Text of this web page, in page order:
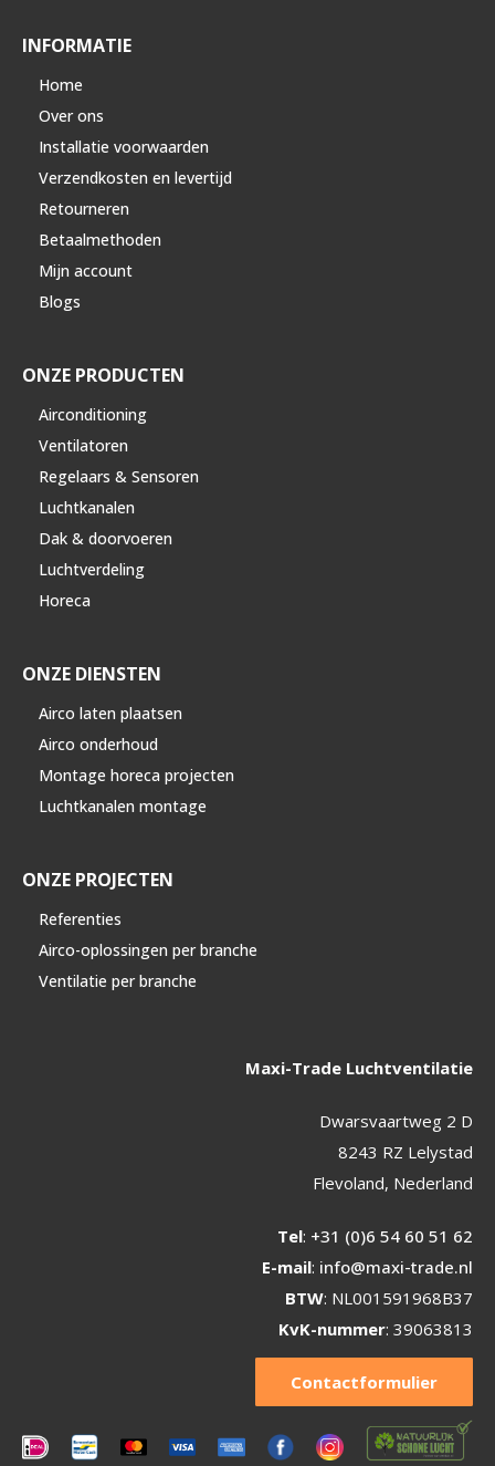
INFORMATIE
Home
Over ons
Installatie voorwaarden
Verzendkosten en levertijd
Retourneren
Betaalmethoden
Mijn account
Blogs
ONZE PRODUCTEN
Airconditioning
Ventilatoren
Regelaars & Sensoren
Luchtkanalen
Dak & doorvoeren
Luchtverdeling
Horeca
ONZE DIENSTEN
Airco laten plaatsen
Airco onderhoud
Montage horeca projecten
Luchtkanalen montage
ONZE PROJECTEN
Referenties
Airco-oplossingen per branche
Ventilatie per branche
Maxi-Trade Luchtventilatie
Dwarsvaartweg 2 D
8243 RZ Lelystad
Flevoland, Nederland
Tel: +31 (0)6 54 60 51 62
E-mail: info@maxi-trade.nl
BTW: NL001591968B37
KvK-nummer: 39063813
Contactformulier